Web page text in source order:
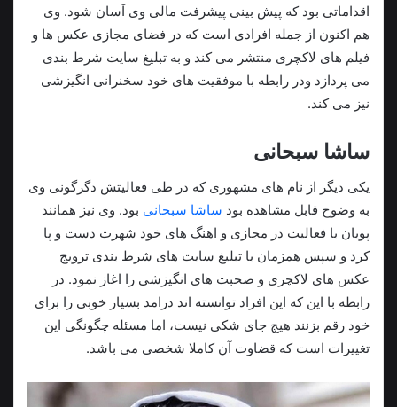
اقداماتی بود که پیش بینی پیشرفت مالی وی آسان شود. وی
هم اکنون از جمله افرادی است که در فضای مجازی عکس ها و
فیلم های لاکچری منتشر می کند و به تبلیغ سایت شرط بندی
می پردازد ودر رابطه با موفقیت های خود سخنرانی انگیزشی
نیز می کند.
ساشا سبحانی
یکی دیگر از نام های مشهوری که در طی فعالیتش دگرگونی وی
به وضوح قابل مشاهده بود ساشا سبحانی بود. وی نیز همانند
پویان با فعالیت در مجازی و اهنگ های خود شهرت دست و پا
کرد و سپس همزمان با تبلیغ سایت های شرط بندی ترویج
عکس های لاکچری و صحبت های انگیزشی را اغاز نمود. در
رابطه با این که این افراد توانسته اند درامد بسیار خوبی را برای
خود رقم بزنند هیچ جای شکی نیست، اما مسئله چگونگی این
تغییرات است که قضاوت آن کاملا شخصی می باشد.